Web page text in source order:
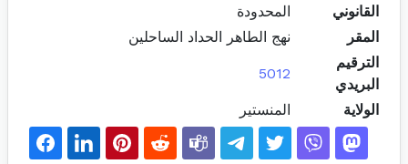
القانوني
المحدودة
المقر
نهج الطاهر الحداد الساحلين
الترقيم
البريدي
5012
الولاية المنستير